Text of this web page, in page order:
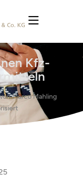
Kfz-
Marco Mahling